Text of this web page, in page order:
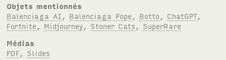
Objets mentionnés
Balenciaga AI
Balenciaga Pope Botto ChatGPT,
Fortnite
Midjourney Stoner Cats
SuperRare
Médias
PDF, Slides